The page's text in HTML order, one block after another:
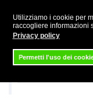
Utilizziamo i cookie per
raccogliere informazioni
Privacy policy
Permetti l'uso dei
Skip to main